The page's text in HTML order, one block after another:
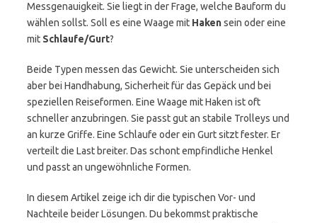
Messgenauigkeit. Sie liegt in der Frage, welche Bauform du
wählen sollst. Soll es eine Waage mit Hakensein oder eine
mit Schlaufe/Gurt?
Beide Typen messen das Gewicht. Sie unterscheiden sich
aber bei Handhabung, Sicherheit für das Gepäck und bei
speziellen Reiseformen. Eine Waage mit Haken ist oft
schneller anzubringen. Sie passt gut an stabile Trolleys und
an kurze Griffe. Eine Schlaufe oder ein Gurt sitzt fester. Er
verteilt die Last breiter. Das schont empfindliche Henkel
und passt an ungewöhnliche Formen.
In diesem Artikel zeige ich dir die typischen Vor- und
Nachteile beider Lösungen. Du bekommst praktische